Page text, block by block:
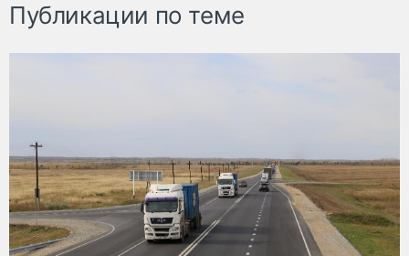
Публикации по теме